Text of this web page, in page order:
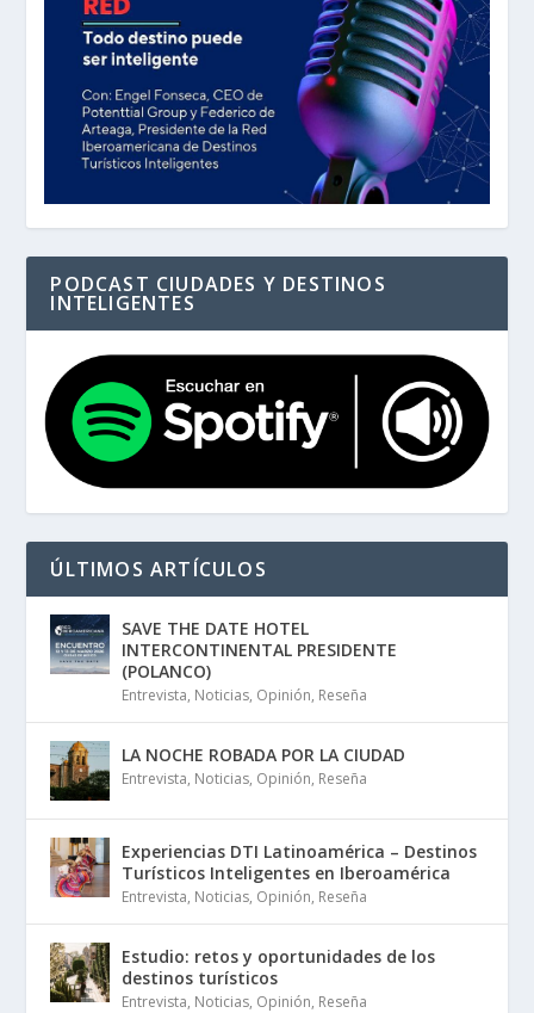
PODCAST CIUDADES Y DESTINOS
INTELIGENTES
ÚLTIMOS ARTÍCULOS
SAVE THE DATE HOTEL
INTERCONTINENTAL PRESIDENTE
(POLANCO)
Entrevista, Noticias, Opinión, Reseña
LA NOCHE ROBADA POR LA CIUDAD
Entrevista, Noticias, Opinión, Reseña
Experiencias DTI Latinoamérica – Destinos
Turísticos Inteligentes en Iberoamérica
Entrevista, Noticias, Opinión, Reseña
Estudio: retos y oportunidades de los
destinos turísticos
Entrevista, Noticias, Opinión, Reseña